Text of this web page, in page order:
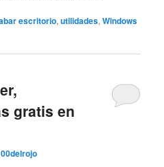
escritorio,utilidades,Windows
gratis en